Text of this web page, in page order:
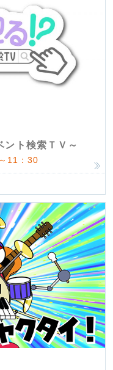
ト検索ＴＶ～
11：30